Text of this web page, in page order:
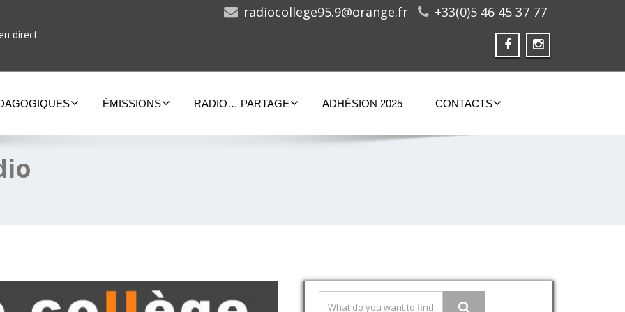
direct
radiocollege95.9@orange.fr +33(0)5 46 45 37 77
ÉMISSIONS RADIO… PARTAGE ADHÉSION 2025 CONTACTS